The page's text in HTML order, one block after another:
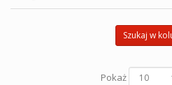
Szukaj w
Pokaż